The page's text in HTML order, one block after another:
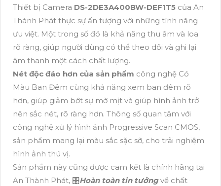
Thiết bị Camera DS-2DE3A400BW-DEF1T5 của An
Thành Phát thực sự ấn tượng với những tính năng
ưu việt. Một trong số đó là khả năng thu âm và loa
rõ ràng, giúp người dùng có thể theo dõi và ghi lại
âm thanh một cách chất lượng.
Nét độc đáo hơn của sản phẩm công nghệ Có
Màu Ban Đêm cùng khả năng xem ban đêm rõ
hơn, giúp giảm bớt sự mờ mịt và giúp hình ảnh trở
nên sắc nét, rõ ràng hơn. Thông số quan tâm với
công nghệ xử lý hình ảnh Progressive Scan CMOS,
sản phẩm mang lại màu sắc sặc sỡ, cho trải nghiệm
hình ảnh thú vị.
Sản phẩm này cũng được cam kết là chính hãng tại
An Thành Phát, 🎛Hoàn toàn tin tưởngvề chất